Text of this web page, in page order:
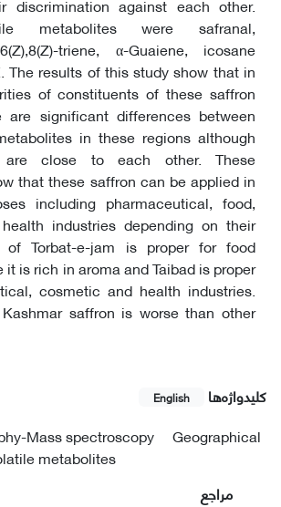
metabolites were safranal,
triene, α-Guaiene, icosane
The results of this study show that in
of constituents of these saffron
are significant differences between
in these regions although
close to each other. These
that these saffron can be applied in
including pharmaceutical, food,
industries depending on their
of Torbat-e-jam is proper for food
is rich in aroma and Taibad is proper
cosmetic and health industries.
saffron is worse than other
کلیدواژه‌ها English
Mass spectroscopy
Geographical
metabolites
مراجع